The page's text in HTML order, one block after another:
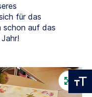
für das
schon auf das